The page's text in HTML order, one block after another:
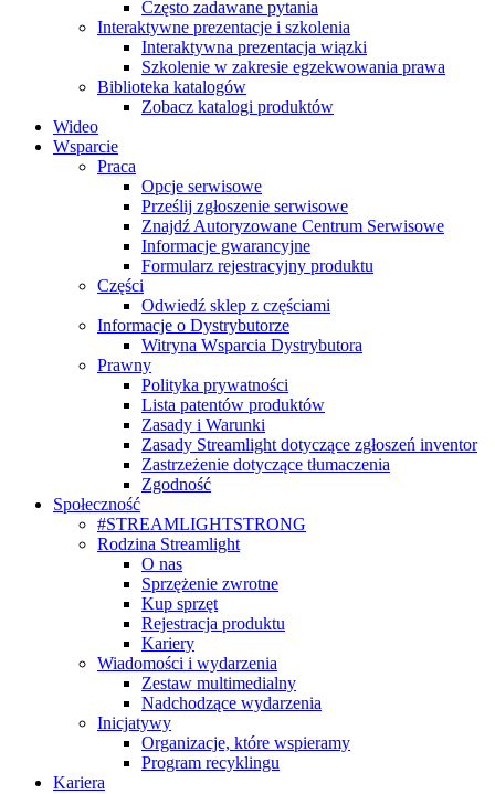
Często zadawane pytania
Interaktywne prezentacje i szkolenia
Interaktywna prezentacja wiązki
Szkolenie w zakresie egzekwowania prawa
Biblioteka katalogów
Zobacz katalogi produktów
Wideo
Wsparcie
Praca
Opcje serwisowe
Prześlij zgłoszenie serwisowe
Znajdź Autoryzowane Centrum Serwisowe
Informacje gwarancyjne
Formularz rejestracyjny produktu
Części
Odwiedź sklep z częściami
Informacje o Dystrybutorze
Witryna Wsparcia Dystrybutora
Prawny
Polityka prywatności
Lista patentów produktów
Zasady i Warunki
Zasady Streamlight dotyczące zgłoszeń inventor
Zastrzeżenie dotyczące tłumaczenia
Zgodność
Społeczność
#STREAMLIGHTSTRONG
Rodzina Streamlight
O nas
Sprzężenie zwrotne
Kup sprzęt
Rejestracja produktu
Kariery
Wiadomości i wydarzenia
Zestaw multimedialny
Nadchodzące wydarzenia
Inicjatywy
Organizacje, które wspieramy
Program recyklingu
Kariera